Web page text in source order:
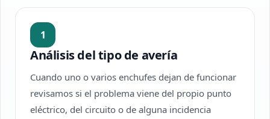
1
Análisis del tipo de avería
Cuando uno o varios enchufes dejan de funcionar
revisamos si el problema viene del propio punto
eléctrico, del circuito o de alguna incidencia